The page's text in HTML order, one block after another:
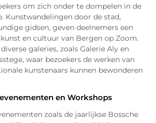
om zich onder te dompelen in de
Kunstwandelingen door de stad,
gidsen, geven deelnemers een
en cultuur van Bergen op Zoom.
galeries, zoals Galerie Aly en
waar bezoekers de werken van
kunstenaars kunnen bewonderen
en Workshops
zoals de jaarlijkse Bossche